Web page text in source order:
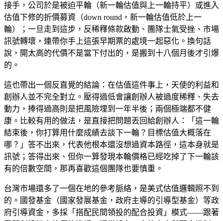
接手，公司於是被迫平輪（新一輪估值與上一輪持平）或進入
估值下修的折價募資（down round，新一輪估值低於上一
輪）；一旦走到這步，反稀釋條款啟動、團隊士氣受挫、市場
訊號轉壞，連帶你手上這張早期票的處境一起惡化。換句話
說，開太高的代價不是當下付出的，是搬到十八個月後才引爆
的。
這也帶出一個反直覺的結論：在估值這件事上，天使的利益和
創辦人並不完全對立。壓得過低會讓創辦人被過度稀釋、失去
動力，捧得過高則是把風險埋到一年半後；兩個極端都不健
康。比較有用的做法，是直接把問題丟回給創辦人：「這一輪
結束後，你打算用什麼成績去談下一輪？目標估值大概落在
哪？」答不出來，代表他根本還沒想過資本路徑，這本身就是
訊號；答得出來、但你一算發現本輪價格已經吃掉了下一輪該
有的倍數空間，那再喜歡這個團隊也要慎重。
台灣市場還多了一個在地的參考脈絡，是美式估值邏輯照不到
的。國發基金（國家發展基金，政府主導的引導型基金）等政
府引導資金，多採「搭配民間領投的配合投資」模式——跟著